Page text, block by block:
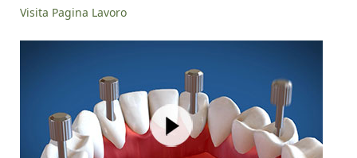
Visita Pagina Lavoro